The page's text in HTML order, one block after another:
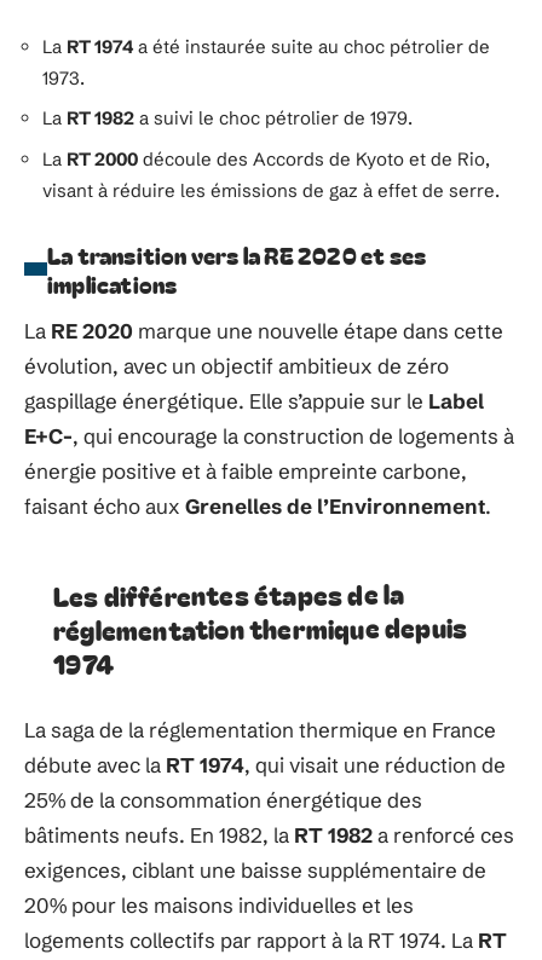
La RT 1974 a été instaurée suite au choc pétrolier de
1973.
La RT 1982 a suivi le choc pétrolier de 1979.
La RT 2000 découle des Accords de Kyoto et de Rio,
visant à réduire les émissions de gaz à effet de serre.
La transition vers la RE 2020 et ses
implications
La RE 2020 marque une nouvelle étape dans cette
évolution, avec un objectif ambitieux de zéro
gaspillage énergétique. Elle s’appuie sur le Label
E+C-, qui encourage la construction de logements à
énergie positive et à faible empreinte carbone,
faisant écho aux Grenelles de l’Environnement.
Les différentes étapes de la
réglementation thermique depuis
1974
La saga de la réglementation thermique en France
débute avec la RT 1974, qui visait une réduction de
25% de la consommation énergétique des
bâtiments neufs. En 1982, la RT 1982a renforcé ces
exigences, ciblant une baisse supplémentaire de
20% pour les maisons individuelles et les
logements collectifs par rapport à la RT 1974. La RT